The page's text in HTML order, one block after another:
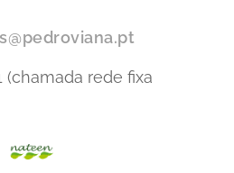
(chamada rede fixa